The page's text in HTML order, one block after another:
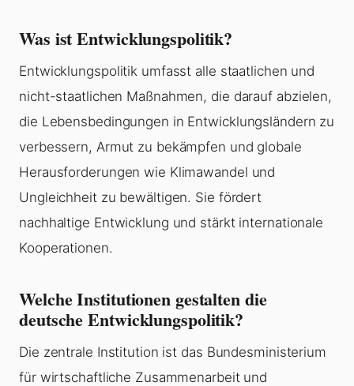
Was ist Entwicklungspolitik?
Entwicklungspolitik umfasst alle staatlichen und
nicht-staatlichen Maßnahmen, die darauf abzielen,
die Lebensbedingungen in Entwicklungsländern zu
verbessern, Armut zu bekämpfen und globale
Herausforderungen wie Klimawandel und
Ungleichheit zu bewältigen. Sie fördert
nachhaltige Entwicklung und stärkt internationale
Kooperationen.
Welche Institutionen gestalten die
deutsche Entwicklungspolitik?
Die zentrale Institution ist das Bundesministerium
für wirtschaftliche Zusammenarbeit und